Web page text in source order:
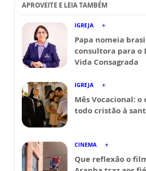
APROVEITE E LEIA TAMBÉM
IGREJA
Papa nomeia
consultora para o
Vida Consagrada
IGREJA
Mês Vocacional: o
todo cristão à
CINEMA
Que reflexão o